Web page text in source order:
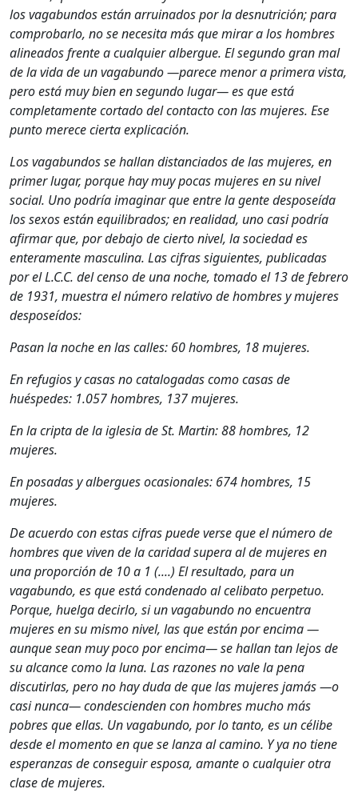
los vagabundos están arruinados por la desnutrición; para
comprobarlo, no se necesita más que mirar a los hombres
alineados frente a cualquier albergue. El segundo gran mal
de la vida de un vagabundo —parece menor a primera vista,
pero está muy bien en segundo lugar— es que está
completamente cortado del contacto con las mujeres. Ese
punto merece cierta explicación.
Los vagabundos se hallan distanciados de las mujeres, en
primer lugar, porque hay muy pocas mujeres en su nivel
social. Uno podría imaginar que entre la gente desposeída
los sexos están equilibrados; en realidad, uno casi podría
afirmar que, por debajo de cierto nivel, la sociedad es
enteramente masculina. Las cifras siguientes, publicadas
por el L.C.C. del censo de una noche, tomado el 13 de febrero
de 1931, muestra el número relativo de hombres y mujeres
desposeídos:
Pasan la noche en las calles: 60 hombres, 18 mujeres.
En refugios y casas no catalogadas como casas de
huéspedes: 1.057 hombres, 137 mujeres.
En la cripta de la iglesia de St. Martin: 88 hombres, 12
mujeres.
En posadas y albergues ocasionales: 674 hombres, 15
mujeres.
De acuerdo con estas cifras puede verse que el número de
hombres que viven de la caridad supera al de mujeres en
una proporción de 10 a 1 (....) El resultado, para un
vagabundo, es que está condenado al celibato perpetuo.
Porque, huelga decirlo, si un vagabundo no encuentra
mujeres en su mismo nivel, las que están por encima —
aunque sean muy poco por encima— se hallan tan lejos de
su alcance como la luna. Las razones no vale la pena
discutirlas, pero no hay duda de que las mujeres jamás —o
casi nunca— condescienden con hombres mucho más
pobres que ellas. Un vagabundo, por lo tanto, es un célibe
desde el momento en que se lanza al camino. Y ya no tiene
esperanzas de conseguir esposa, amante o cualquier otra
clase de mujeres.